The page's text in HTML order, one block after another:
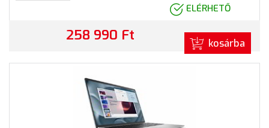
ELÉRHETŐ
258 990 Ft kosárba